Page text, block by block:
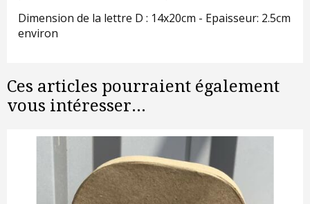
Dimension de la lettre D : 14x20cm - Epaisseur: 2.5cm
environ
Ces articles pourraient également
vous intéresser...